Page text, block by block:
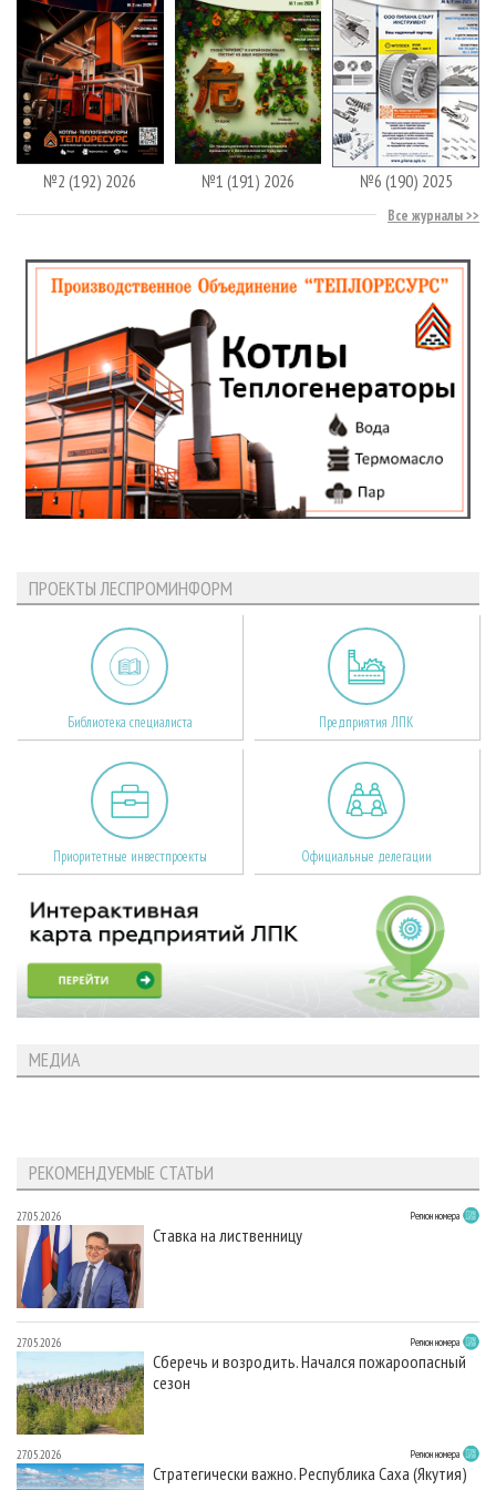
№2 (192) 2026 №1 (191) 2026 №6 (190) 2025
Все журналы
ПРОЕКТЫ ЛЕСПРОМИНФОРМ
Библиотека специалиста Предприятия ЛПК
Приоритетные инвестпроекты Официальные делегации
МЕДИА
РЕКОМЕНДУЕМЫЕ СТАТЬИ
27.05.2026 Регион номера
Ставка на лиственницу
27.05.2026 Регион номера
Сберечь и возродить. Начался пожароопасный
сезон
27.05.2026 Регион номера
Стратегически важно. Республика Саха (Якутия)